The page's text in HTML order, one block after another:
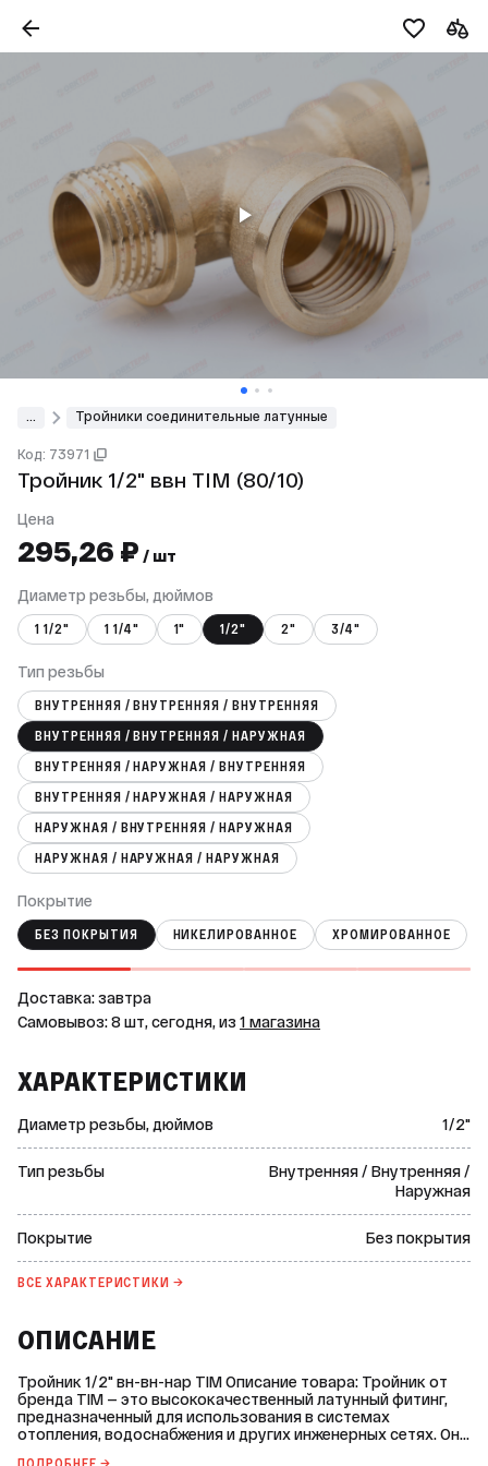
Тройники соединительные латунные
Код: 73971
Тройник 1/2" ввн TIM (80/10)
Цена
295,26 ₽ / шт
Диаметр резьбы, дюймов
1 1/2" 1 1/4" 1" 1/2" 2" 3/4"
Тип резьбы
ВНУТРЕННЯЯ / ВНУТРЕННЯЯ / ВНУТРЕННЯЯ
ВНУТРЕННЯЯ / ВНУТРЕННЯЯ / НАРУЖНАЯ
ВНУТРЕННЯЯ / НАРУЖНАЯ / ВНУТРЕННЯЯ
ВНУТРЕННЯЯ / НАРУЖНАЯ / НАРУЖНАЯ
НАРУЖНАЯ / ВНУТРЕННЯЯ / НАРУЖНАЯ
НАРУЖНАЯ / НАРУЖНАЯ / НАРУЖНАЯ
Покрытие
БЕЗ ПОКРЫТИЯ НИКЕЛИРОВАННОЕ ХРОМИРОВАННОЕ
Доставка: завтра
Самовывоз: 8 шт, сегодня, из 1 магазина
ХАРАКТЕРИСТИКИ
Диаметр резьбы, дюймов 1/2"
Тип резьбы
Внутренняя / Внутренняя /
Наружная
Покрытие Без покрытия
ВСЕ ХАРАКТЕРИСТИКИ →
ОПИСАНИЕ
Тройник 1/2" вн-вн-нар TIM Описание товара: Тройник от
бренда TIM — это высококачественный латунный фитинг,
предназначенный для использования в системах
отопления, водоснабжения и других инженерных сетях. Он